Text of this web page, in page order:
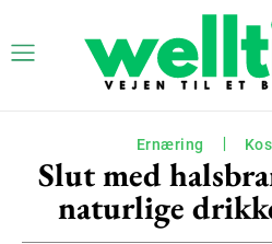
Ernæring
Slut med
naturlige